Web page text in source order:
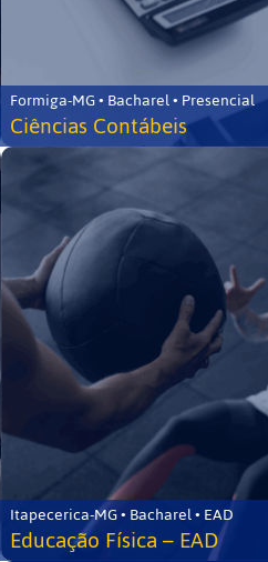
Formiga-MG • Bacharel • Presencial
Ciências Contábeis
Itapecerica-MG • Bacharel • EAD
Educação Física – EAD